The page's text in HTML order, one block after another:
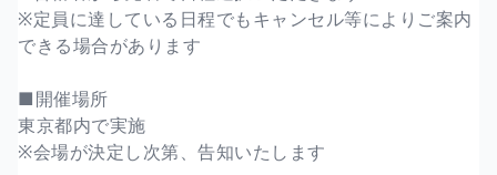
※定員に達している日程でもキャンセル等によりご案内
できる場合があります
■開催場所
東京都内で実施
※会場が決定し次第、告知いたします